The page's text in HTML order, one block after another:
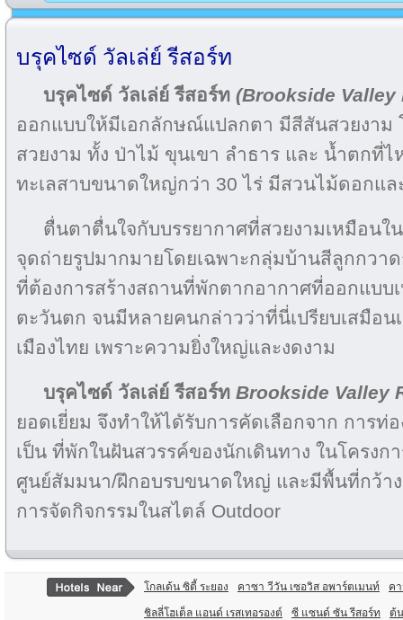
บรุคไซด์ วัลเล่ย์ รีสอร์ท
บรุคไซด์ วัลเล่ย์ รีสอร์ท (Brookside Valley
ออกแบบให้มีเอกลักษณ์แปลกตา มีสีสันสวยงาม
สวยงาม ทั้ง ป่าไม้ ขุนเขา ลำธาร และ น้ำตกที่
ทะเลสาบขนาดใหญ่กว่า 30 ไร่ มีสวนไม้ดอกแ
ตื่นตาตื่นใจกับบรรยากาศที่สวยงามเหมือนใ
จุดถ่ายรูปมากมายโดยเฉพาะกลุ่มบ้านสีลูกกวา
ที่ต้องการสร้างสถานที่พักตากอากาศที่ออกแบบเ
ตะวันตก จนมีหลายคนกล่าวว่าที่นี่เปรียบเสมือน
เมืองไทย เพราะความยิ่งใหญ่และงดงาม
บรุคไซด์ วัลเล่ย์ รีสอร์ท Brookside Valley
ยอดเยี่ยม จึงทำให้ไดัรับการคัดเลือกจาก การท่
เป็น ที่พักในฝันสวรรค์ของนักเดินทาง ในโครงก
ศูนย์สัมมนา/ฝึกอบรบขนาดใหญ่ และมีพื้นที่กว้าง
การจัดกิจกรรมในสไตล์ Outdoor
โกลเด้น ซิตี้ ระยอง คาซา วีวัน เซอวิส อพาร์ตเมนท์ ค
ชิลลี่โฮเต็ล แอนด์ เรสเทอรองต์ ซี แซนด์ ซัน รีสอร์ท ต้